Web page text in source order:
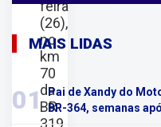
feira
(26),
no
km
70
da
BR-
319,
MAIS LIDAS
01
Pai de Xandy do
BR-364, semanas